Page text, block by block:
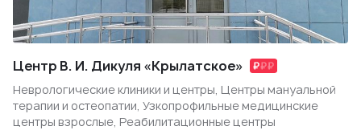
Центр В. И. Дикуля «Крылатское»
Неврологические клиники и центры, Центры мануальной
терапии и остеопатии, Узкопрофильные медицинские
центры взрослые, Реабилитационные центры